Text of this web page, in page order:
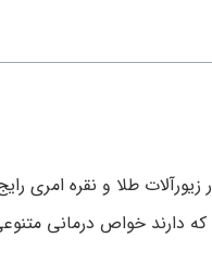
زیورآلات طلا و نقره امری
خواص درمانی متنوعی